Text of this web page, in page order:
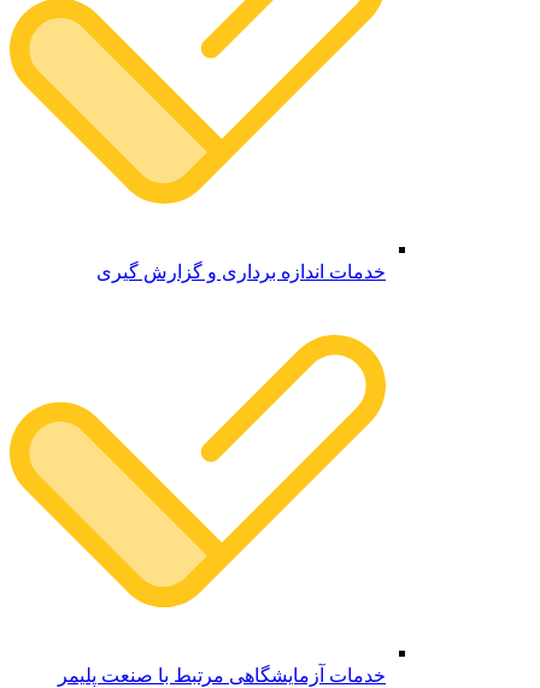
خدمات اندازه برداری و گزارش گیری
خدمات آزمایشگاهی مرتبط با صنعت پلیمر